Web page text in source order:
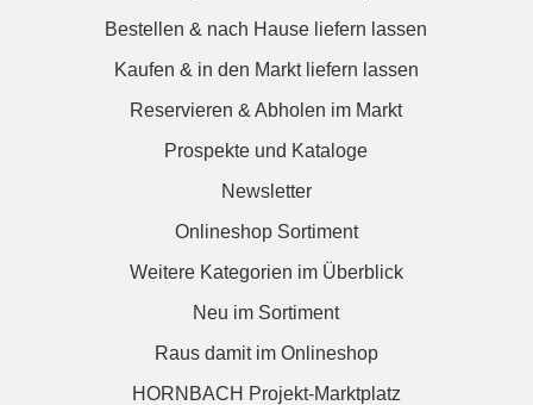
Bestellen & nach Hause liefern lassen
Kaufen & in den Markt liefern lassen
Reservieren & Abholen im Markt
Prospekte und Kataloge
Newsletter
Onlineshop Sortiment
Weitere Kategorien im Überblick
Neu im Sortiment
Raus damit im Onlineshop
HORNBACH Projekt-Marktplatz